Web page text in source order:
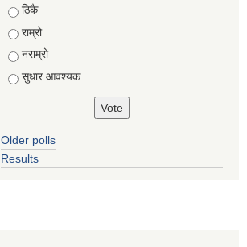
Choices
ठिकै
राम्रो
नराम्रो
सुधार आवश्यक
Older polls
Results